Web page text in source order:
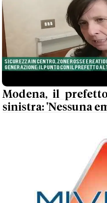
Modena, il
sinistra: 'Nessuna